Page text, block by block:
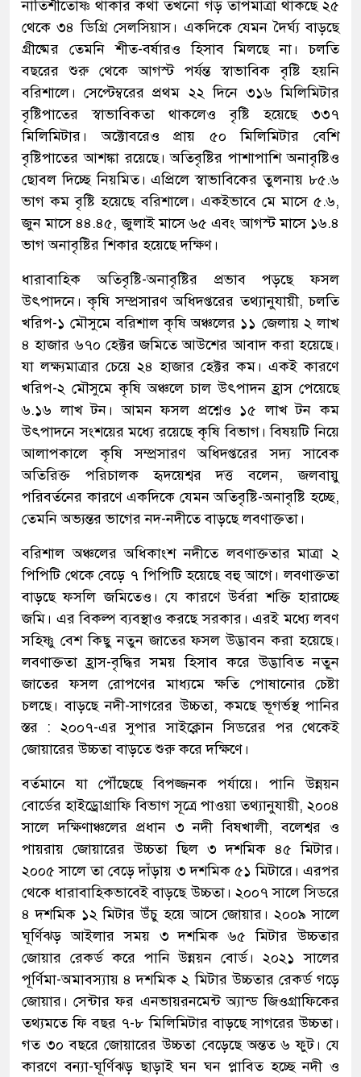
নাতিশীতোষ্ণ থাকার কথা তখনো গড় তাপমাত্রা থাকছে ২৫
থেকে ৩৪ ডিগ্রি সেলসিয়াস। একদিকে যেমন দৈর্ঘ্য বাড়ছে
গ্রীষ্মের তেমনি শীত-বর্ষারও হিসাব মিলছে না। চলতি
বছরের শুরু থেকে আগস্ট পর্যন্ত স্বাভাবিক বৃষ্টি হয়নি
বরিশালে। সেপ্টেম্বরের প্রথম ২২ দিনে ৩১৬ মিলিমিটার
বৃষ্টিপাতের স্বাভাবিকতা থাকলেও বৃষ্টি হয়েছে ৩৩৭
মিলিমিটার। অক্টোবরেও প্রায় ৫০ মিলিমিটার বেশি
বৃষ্টিপাতের আশঙ্কা রয়েছে। অতিবৃষ্টির পাশাপাশি অনাবৃষ্টিও
ছোবল দিচ্ছে নিয়মিত। এপ্রিলে স্বাভাবিকের তুলনায় ৮৫.৬
ভাগ কম বৃষ্টি হয়েছে বরিশালে। একইভাবে মে মাসে ৫.৬,
জুন মাসে ৪৪.৪৫, জুলাই মাসে ৬৫ এবং আগস্ট মাসে ১৬.৪
ভাগ অনাবৃষ্টির শিকার হয়েছে দক্ষিণ।
ধারাবাহিক অতিবৃষ্টি-অনাবৃষ্টির প্রভাব পড়ছে ফসল
উৎপাদনে। কৃষি সম্প্রসারণ অধিদপ্তরের তথ্যানুযায়ী, চলতি
খরিপ-১ মৌসুমে বরিশাল কৃষি অঞ্চলের ১১ জেলায় ২ লাখ
৪ হাজার ৬৭০ হেক্টর জমিতে আউশের আবাদ করা হয়েছে।
যা লক্ষ্যমাত্রার চেয়ে ২৪ হাজার হেক্টর কম। একই কারণে
খরিপ-২ মৌসুমে কৃষি অঞ্চলে চাল উৎপাদন হ্রাস পেয়েছে
৬.১৬ লাখ টন। আমন ফসল প্রশ্নেও ১৫ লাখ টন কম
উৎপাদনে সংশয়ের মধ্যে রয়েছে কৃষি বিভাগ। বিষয়টি নিয়ে
আলাপকালে কৃষি সম্প্রসারণ অধিদপ্তরের সদ্য সাবেক
অতিরিক্ত পরিচালক হৃদয়েশ্বর দত্ত বলেন, জলবায়ু
পরিবর্তনের কারণে একদিকে যেমন অতিবৃষ্টি-অনাবৃষ্টি হচ্ছে,
তেমনি অভ্যন্তর ভাগের নদ-নদীতে বাড়ছে লবণাক্ততা।
বরিশাল অঞ্চলের অধিকাংশ নদীতে লবণাক্ততার মাত্রা ২
পিপিটি থেকে বেড়ে ৭ পিপিটি হয়েছে বহু আগে। লবণাক্ততা
বাড়ছে ফসলি জমিতেও। যে কারণে উর্বরা শক্তি হারাচ্ছে
জমি। এর বিকল্প ব্যবস্থাও করছে সরকার। এরই মধ্যে লবণ
সহিষ্ণু বেশ কিছু নতুন জাতের ফসল উদ্ভাবন করা হয়েছে।
লবণাক্ততা হ্রাস-বৃদ্ধির সময় হিসাব করে উদ্ভাবিত নতুন
জাতের ফসল রোপণের মাধ্যমে ক্ষতি পোষানোর চেষ্টা
চলছে। বাড়ছে নদী-সাগরের উচ্চতা, কমছে ভূগর্ভস্থ পানির
স্তর : ২০০৭-এর সুপার সাইক্লোন সিডরের পর থেকেই
জোয়ারের উচ্চতা বাড়তে শুরু করে দক্ষিণে।
বর্তমানে যা পৌঁছেছে বিপজ্জনক পর্যায়ে। পানি উন্নয়ন
বোর্ডের হাইড্রোগ্রাফি বিভাগ সূত্রে পাওয়া তথ্যানুযায়ী, ২০০৪
সালে দক্ষিণাঞ্চলের প্রধান ৩ নদী বিষখালী, বলেশ্বর ও
পায়রায় জোয়ারের উচ্চতা ছিল ৩ দশমিক ৪৫ মিটার।
২০০৫ সালে তা বেড়ে দাঁড়ায় ৩ দশমিক ৫১ মিটারে। এরপর
থেকে ধারাবাহিকভাবেই বাড়ছে উচ্চতা। ২০০৭ সালে সিডরে
৪ দশমিক ১২ মিটার উঁচু হয়ে আসে জোয়ার। ২০০৯ সালে
ঘূর্ণিঝড় আইলার সময় ৩ দশমিক ৬৫ মিটার উচ্চতার
জোয়ার রেকর্ড করে পানি উন্নয়ন বোর্ড। ২০২১ সালের
পূর্ণিমা-অমাবস্যায় ৪ দশমিক ২ মিটার উচ্চতার রেকর্ড গড়ে
জোয়ার। সেন্টার ফর এনভায়রনমেন্ট অ্যান্ড জিওগ্রাফিকের
তথ্যমতে ফি বছর ৭-৮ মিলিমিটার বাড়ছে সাগরের উচ্চতা।
গত ৩০ বছরে জোয়ারের উচ্চতা বেড়েছে অন্তত ৬ ফুট। যে
কারণে বন্যা-ঘূর্ণিঝড় ছাড়াই ঘন ঘন প্লাবিত হচ্ছে নদী ও